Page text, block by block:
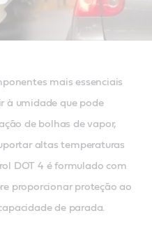
mais essenciais
à umidade que pode
de bolhas de vapor,
altas temperaturas
DOT 4 é formulado com
proporcionar proteção ao
de parada.